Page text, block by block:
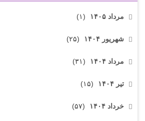
مرداد ۱۴۰۵ (۱)
شهریور ۱۴۰۴ (۲۵)
مرداد ۱۴۰۴ (۳۱)
تیر ۱۴۰۴ (۱۵)
خرداد ۱۴۰۴ (۵۷)